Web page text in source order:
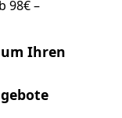
98€ –
Ihren